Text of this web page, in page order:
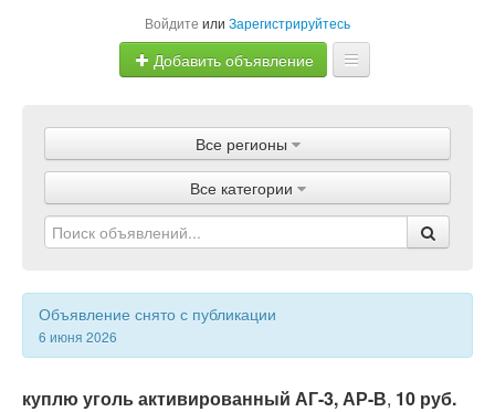
Войдите или Зарегистрируйтесь
Добавить объявление
Объявления
Магазины
Услуги
Статьи
Все регионы
Все категории
Объявление снято с публикации
6 июня 2026
куплю уголь активированный АГ-3, АР-В, 10 руб.